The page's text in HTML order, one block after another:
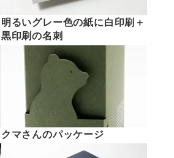
明るいグレー色の紙に白印刷＋
黒印刷の名刺
クマさんのパッケージ